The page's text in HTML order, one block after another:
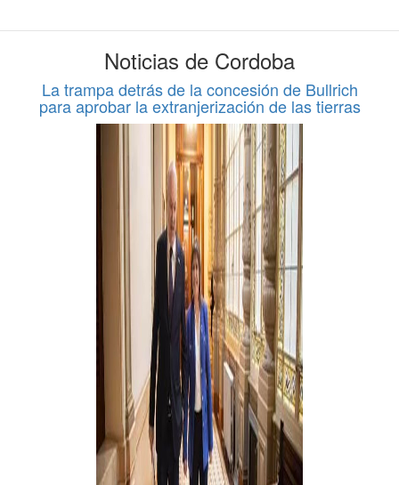
Noticias de Cordoba
La trampa detrás de la concesión de Bullrich
para aprobar la extranjerización de las tierras